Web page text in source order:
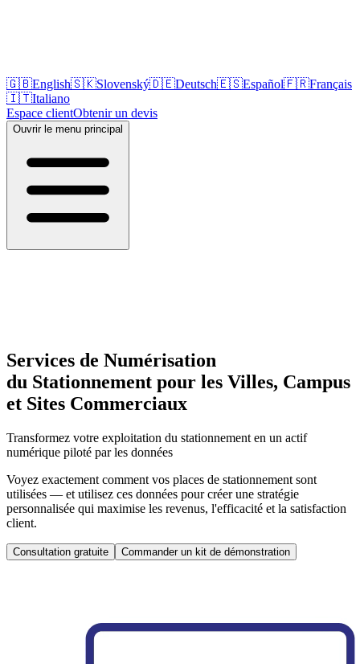
🇬🇧English🇸🇰Slovenský🇩🇪Deutsch🇪🇸Español🇫🇷Français
🇮🇹Italiano
Espace clientObtenir un devis
Ouvrir le menu principal
Services de Numérisation
du Stationnement pour les Villes, Campus
et Sites Commerciaux
Transformez votre exploitation du stationnement en un actif
numérique piloté par les données
Voyez exactement comment vos places de stationnement sont
utilisées — et utilisez ces données pour créer une stratégie
personnalisée qui maximise les revenus, l'efficacité et la satisfaction
client.
Consultation gratuite Commander un kit de démonstration